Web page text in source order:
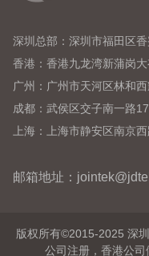
深圳总部：深圳市福田区
香港：香港九龙湾新蒲岗
广州：广州市天河区林和
成都：武侯区交子南一路
上海：上海市静安区南京
邮箱地址：
版权所有©2015-2025 深
公司注册，香港公